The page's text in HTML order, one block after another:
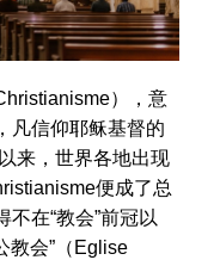
），意
凡信仰耶稣基督的
来，世界各地出现
便成了总
在“教会”前冠以
教会”（Eglise